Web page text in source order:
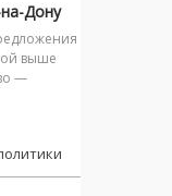
Дону
выше
—